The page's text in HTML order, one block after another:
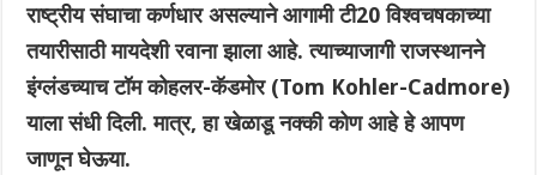
राष्ट्रीय संघाचा कर्णधार असल्याने आगामी टी20 विश्वचषकाच्या
तयारीसाठी मायदेशी रवाना झाला आहे. त्याच्याजागी राजस्थानने
इंग्लंडच्याच टॉम कोहलर-कॅडमोर (Tom Kohler-Cadmore)
याला संधी दिली. मात्र, हा खेळाडू नक्की कोण आहे हे आपण
जाणून घेऊया.